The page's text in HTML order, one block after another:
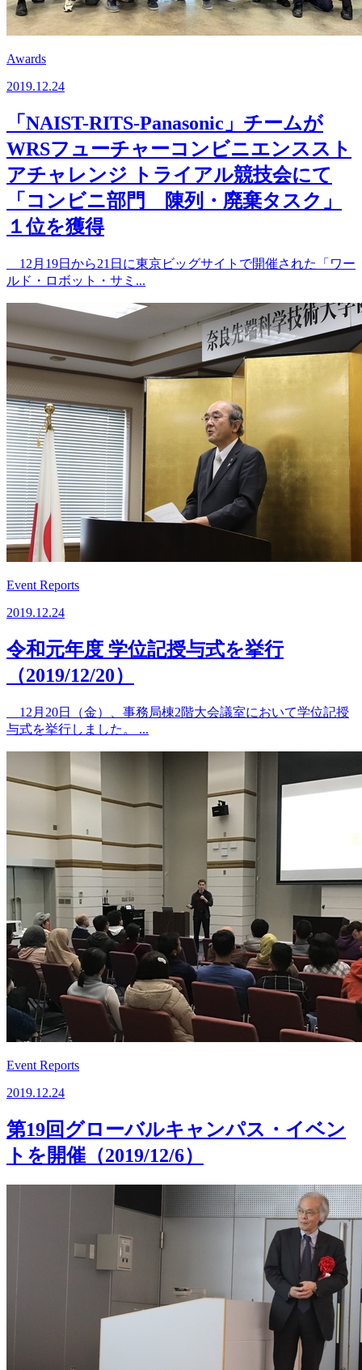
Awards
2019.12.24
「NAIST-RITS-Panasonic」チームが
WRSフューチャーコンビニエンススト
アチャレンジ トライアル競技会にて
「コンビニ部門 陳列・廃棄タスク」
１位を獲得
12月19日から21日に東京ビッグサイトで開催された「ワー
ルド・ロボット・サミ...
Event Reports
2019.12.24
令和元年度 学位記授与式を挙行
（2019/12/20）
12月20日（金）、事務局棟2階大会議室において学位記授
与式を挙行しました。 ...
Event Reports
2019.12.24
第19回グローバルキャンパス・イベン
トを開催（2019/12/6）